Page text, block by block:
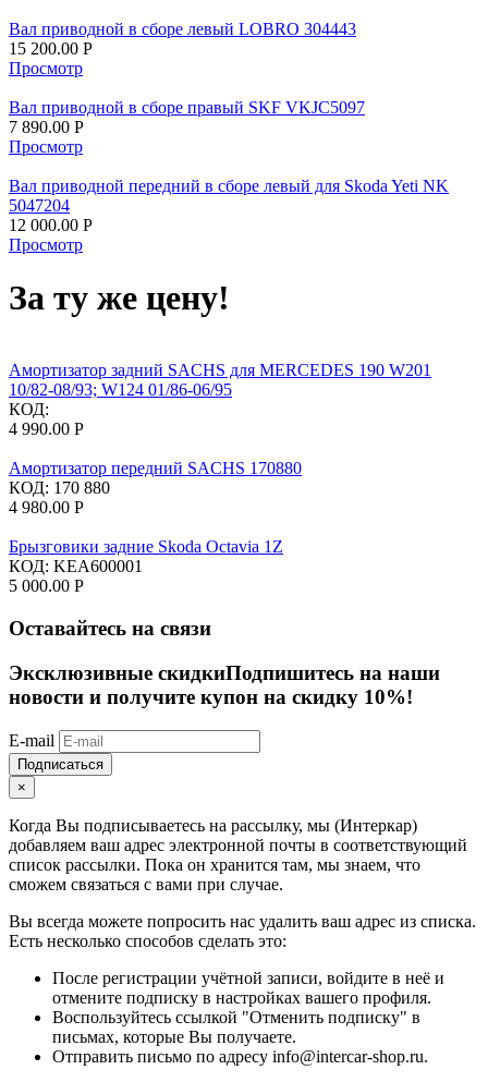
Вал приводной в сборе левый LOBRO 304443
15 200.00 Р
Просмотр
Вал приводной в сборе правый SKF VKJC5097
7 890.00 Р
Просмотр
Вал приводной передний в сборе левый для Skoda Yeti NK
5047204​
12 000.00 Р
Просмотр
За ту же цену!
Амортизатор задний SACHS для MERCEDES 190 W201
10/82-08/93; W124 01/86-06/95
КОД:
4 990.00 Р
Амортизатор передний SACHS 170880
КОД: 170 880
4 980.00 Р
Брызговики задние Skoda Octavia 1Z
КОД: KEA600001
5 000.00 Р
Оставайтесь на связи
Эксклюзивные скидкиПодпишитесь на наши
новости и получите купон на скидку 10%!
E-mail
Подписаться
×
Когда Вы подписываетесь на рассылку, мы (Интеркар)
добавляем ваш адрес электронной почты в соответствующий
список рассылки. Пока он хранится там, мы знаем, что
сможем связаться с вами при случае.
Вы всегда можете попросить нас удалить ваш адрес из списка.
Есть несколько способов сделать это:
После регистрации учётной записи, войдите в неё и
отмените подписку в настройках вашего профиля.
Воспользуйтесь ссылкой "Отменить подписку" в
письмах, которые Вы получаете.
Отправить письмо по адресу info@intercar-shop.ru.